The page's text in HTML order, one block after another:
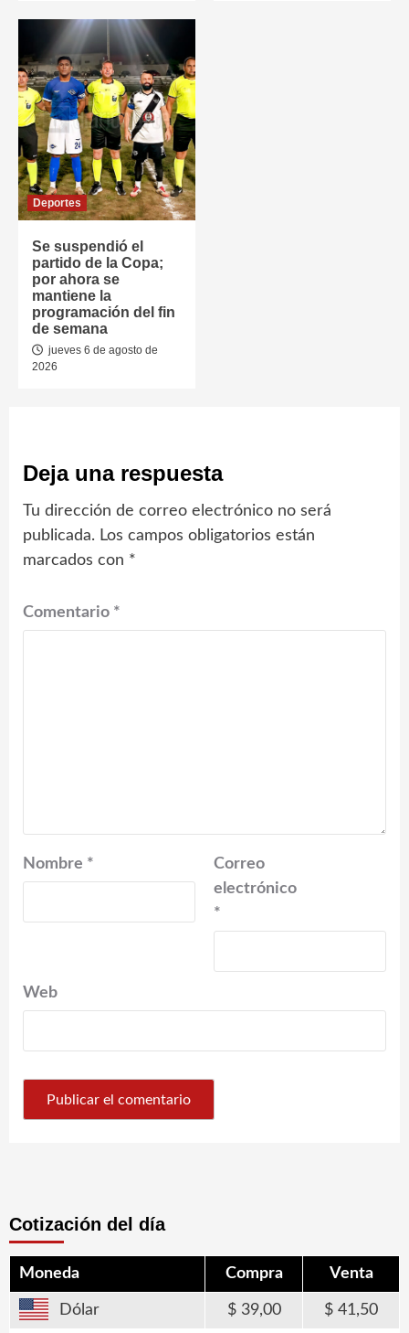
Deportes
Se suspendió el
partido de la Copa;
por ahora se
mantiene la
programación del fin
de semana
jueves 6 de agosto de
2026
Deja una respuesta
Tu dirección de correo electrónico no será
publicada. Los campos obligatorios están
marcados con *
Comentario *
Nombre *
Correo
electrónico
*
Web
Cotización del día
Moneda Compra Venta
Dólar 39,00 41,50